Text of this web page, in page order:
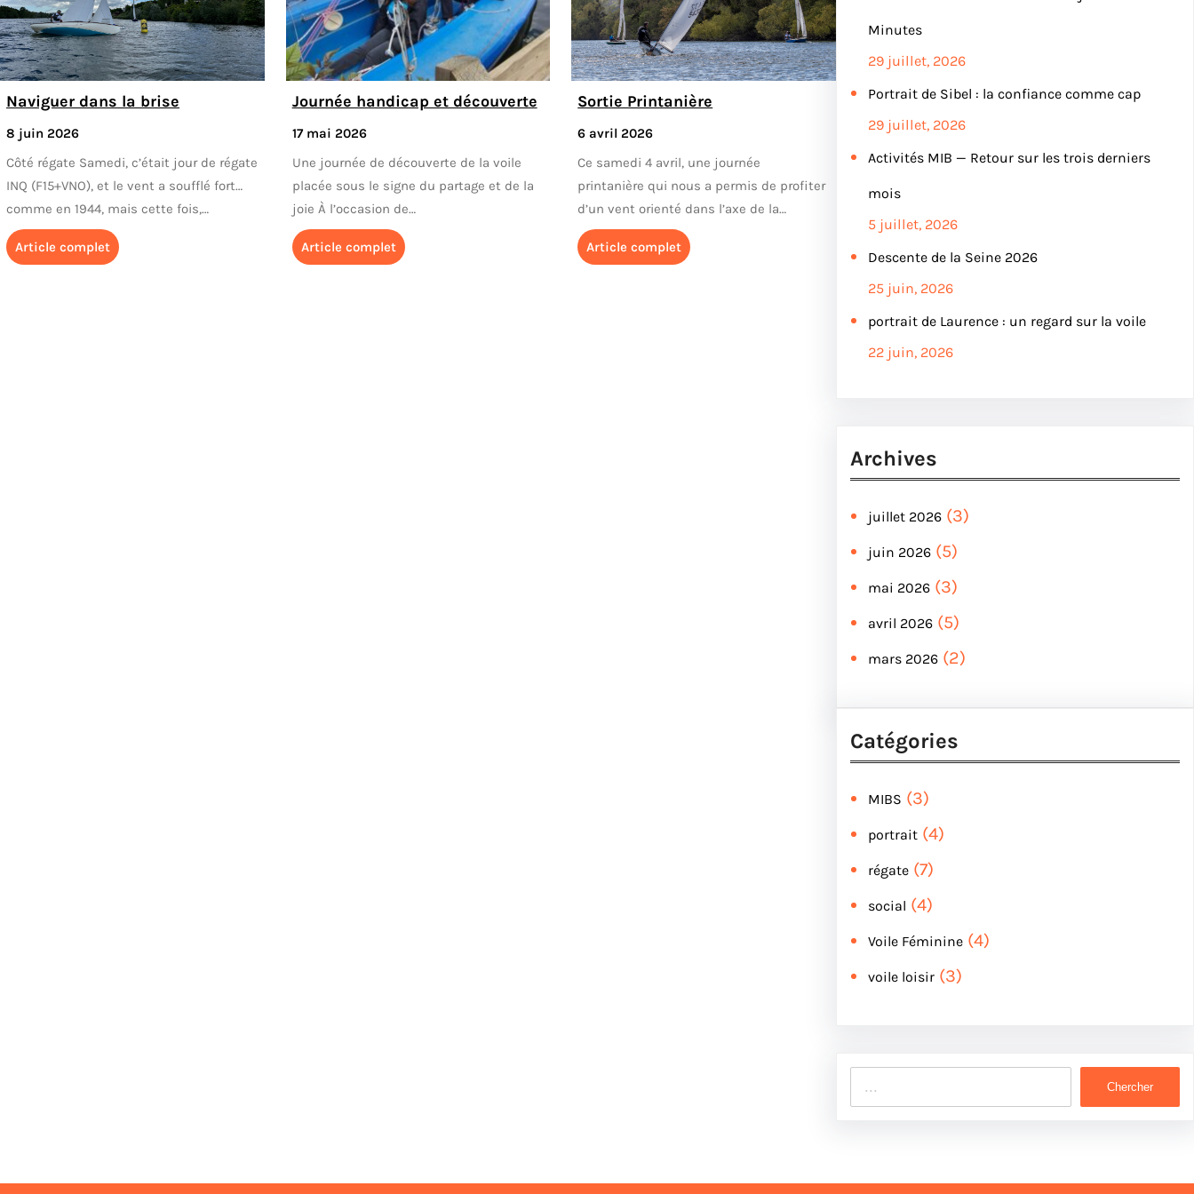
Naviguer dans la brise
8 juin 2026
Côté régate Samedi, c’était jour de régate
INQ (F15+VNO), et le vent a soufflé fort…
comme en 1944, mais cette fois,…
Article complet
Journée handicap et découverte
17 mai 2026
Une journée de découverte de la voile
placée sous le signe du partage et de la
joie À l’occasion de…
Article complet
Sortie Printanière
6 avril 2026
Ce samedi 4 avril, une journée
printanière qui nous a permis de profiter
d’un vent orienté dans l’axe de la…
Article complet
Minutes
29 juillet, 2026
Portrait de Sibel : la confiance comme cap
29 juillet, 2026
Activités MIB — Retour sur les trois derniers
mois
5 juillet, 2026
Descente de la Seine 2026
25 juin, 2026
portrait de Laurence : un regard sur la voile
22 juin, 2026
Archives
juillet 2026(3)
juin 2026(5)
mai 2026(3)
avril 2026(5)
mars 2026(2)
Catégories
MIBS (3)
portrait(4)
régate(7)
social (4)
Voile Féminine(4)
voile loisir(3)
e
Chercher